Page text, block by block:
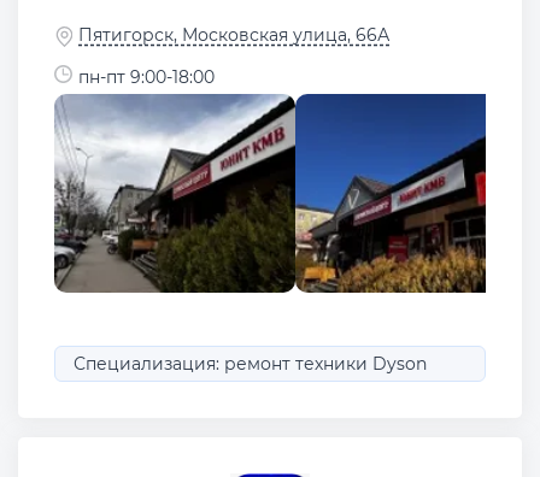
Пятигорск, Московская улица, 66А
пн-пт 9:00-18:00
Специализация: ремонт техники Dyson